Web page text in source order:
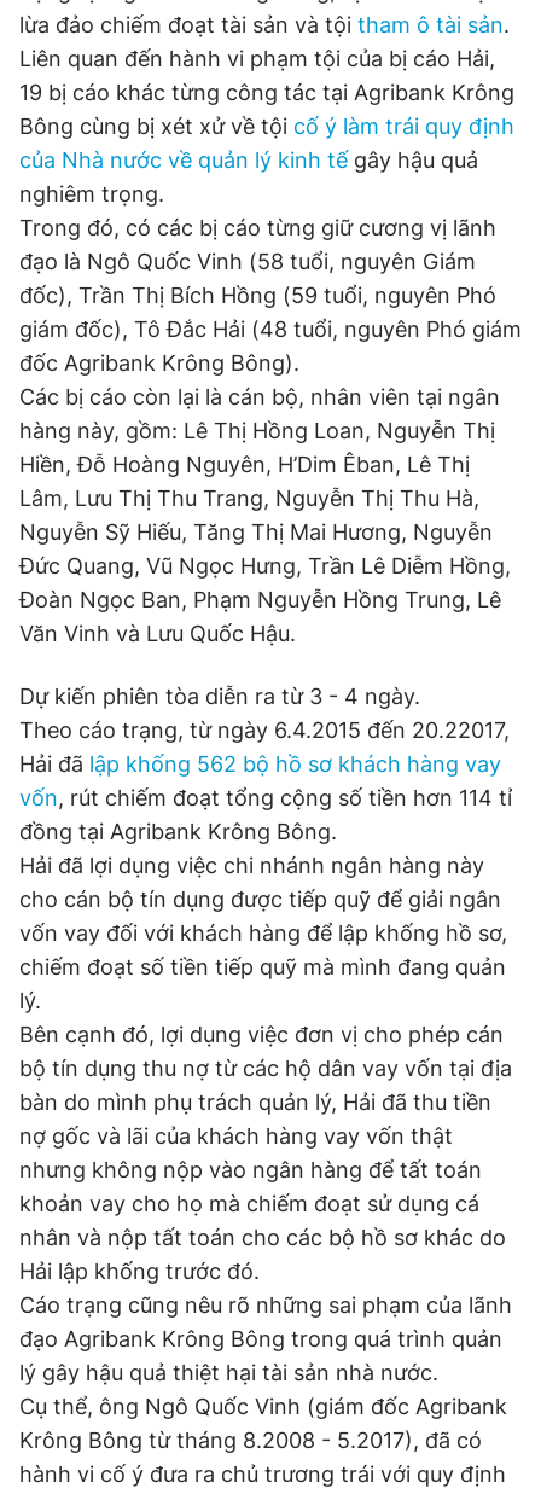
© 2003-2026 Bản quyền thuộc về Báo Thanh Niên. Cấm sao
chép dưới mọi hình thức nếu không có sự chấp thuận bằng văn
bản. Phát triển bởi ePi Technologies, JSC.
lừa đảo chiếm đoạt tài sản và tội tham ô tài sản.
Liên quan đến hành vi phạm tội của bị cáo Hải,
19 bị cáo khác từng công tác tại Agribank Krông
Bông cùng bị xét xử về tội cố ý làm trái quy định
của Nhà nước về quản lý kinh tế gây hậu quả
nghiêm trọng.
Trong đó, có các bị cáo từng giữ cương vị lãnh
đạo là Ngô Quốc Vinh (58 tuổi, nguyên Giám
đốc), Trần Thị Bích Hồng (59 tuổi, nguyên Phó
giám đốc), Tô Đắc Hải (48 tuổi, nguyên Phó giám
đốc Agribank Krông Bông).
Các bị cáo còn lại là cán bộ, nhân viên tại ngân
hàng này, gồm: Lê Thị Hồng Loan, Nguyễn Thị
Hiền, Đỗ Hoàng Nguyên, H’Dim Êban, Lê Thị
Lâm, Lưu Thị Thu Trang, Nguyễn Thị Thu Hà,
Nguyễn Sỹ Hiếu, Tăng Thị Mai Hương, Nguyễn
Đức Quang, Vũ Ngọc Hưng, Trần Lê Diễm Hồng,
Đoàn Ngọc Ban, Phạm Nguyễn Hồng Trung, Lê
Văn Vinh và Lưu Quốc Hậu.
Dự kiến phiên tòa diễn ra từ 3 - 4 ngày.
Theo cáo trạng, từ ngày 6.4.2015 đến 20.22017,
Hải đã lập khống 562 bộ hồ sơ khách hàng vay
vốn, rút chiếm đoạt tổng cộng số tiền hơn 114 tỉ
đồng tại Agribank Krông Bông.
Hải đã lợi dụng việc chi nhánh ngân hàng này
cho cán bộ tín dụng được tiếp quỹ để giải ngân
vốn vay đối với khách hàng để lập khống hồ sơ,
chiếm đoạt số tiền tiếp quỹ mà mình đang quản
lý.
Bên cạnh đó, lợi dụng việc đơn vị cho phép cán
bộ tín dụng thu nợ từ các hộ dân vay vốn tại địa
bàn do mình phụ trách quản lý, Hải đã thu tiền
nợ gốc và lãi của khách hàng vay vốn thật
nhưng không nộp vào ngân hàng để tất toán
khoản vay cho họ mà chiếm đoạt sử dụng cá
nhân và nộp tất toán cho các bộ hồ sơ khác do
Hải lập khống trước đó.
Cáo trạng cũng nêu rõ những sai phạm của lãnh
đạo Agribank Krông Bông trong quá trình quản
lý gây hậu quả thiệt hại tài sản nhà nước.
Cụ thể, ông Ngô Quốc Vinh (giám đốc Agribank
Krông Bông từ tháng 8.2008 - 5.2017), đã có
hành vi cố ý đưa ra chủ trương trái với quy định